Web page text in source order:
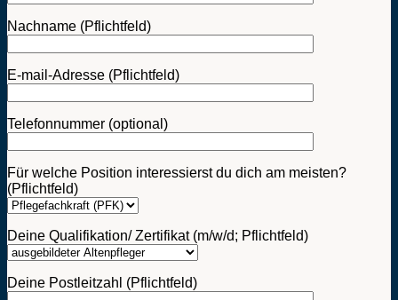
Nachname (Pflichtfeld)
E-mail-Adresse (Pflichtfeld)
Telefonnummer (optional)
Für welche Position interessierst du dich am meisten?
(Pflichtfeld)
Deine Qualifikation/ Zertifikat (m/w/d; Pflichtfeld)
Deine Postleitzahl (Pflichtfeld)